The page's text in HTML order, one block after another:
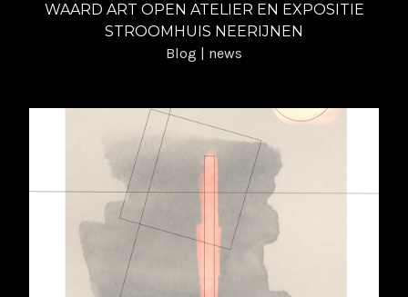
About | Ingrid Geesink (EN)
About | Ingrid Geesink (EN)
WAARD ART OPEN ATELIER EN EXPOSITIE
STROOMHUIS NEERIJNEN
Blog | news